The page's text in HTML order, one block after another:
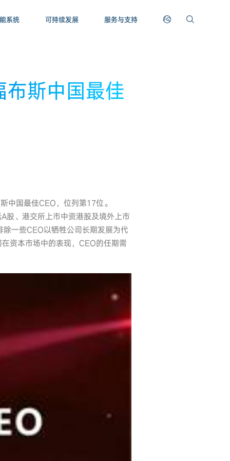
系统 可持续发展 服务与支持
斯中国最佳
中国最佳CEO，位列第17位。
股、港交所上市中资港股及境外上市
一些CEO以牺牲公司长期发展为代
资本市场中的表现，CEO的任期需